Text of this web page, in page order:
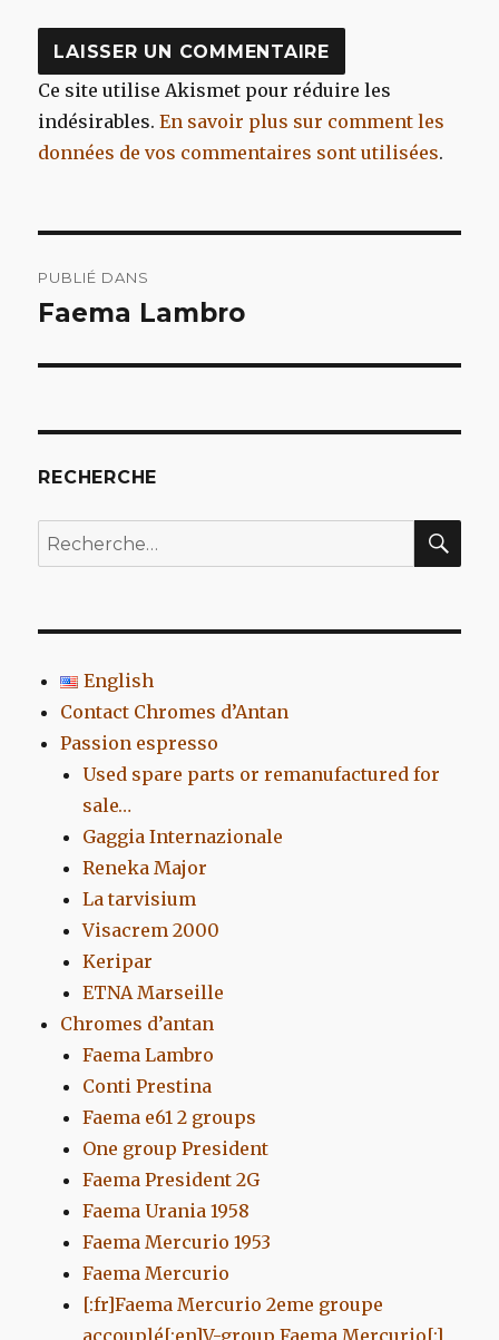
Ce site utilise Akismet pour réduire les
indésirables.En savoir plus sur comment les
données de vos commentaires sont utilisées.
de
PUBLIÉ DANS
Faema Lambro
RECHERCHE
Recherche
pour
English
Contact Chromes d’Antan
Passion espresso
Used spare parts or remanufactured for
sale…
Gaggia Internazionale
Reneka Major
La tarvisium
Visacrem 2000
Keripar
ETNA Marseille
Chromes d’antan
Faema Lambro
Conti Prestina
Faema e61 2 groups
One group President
Faema President 2G
Faema Urania 1958
Faema Mercurio 1953
Faema Mercurio
[:fr]Faema Mercurio 2eme groupe